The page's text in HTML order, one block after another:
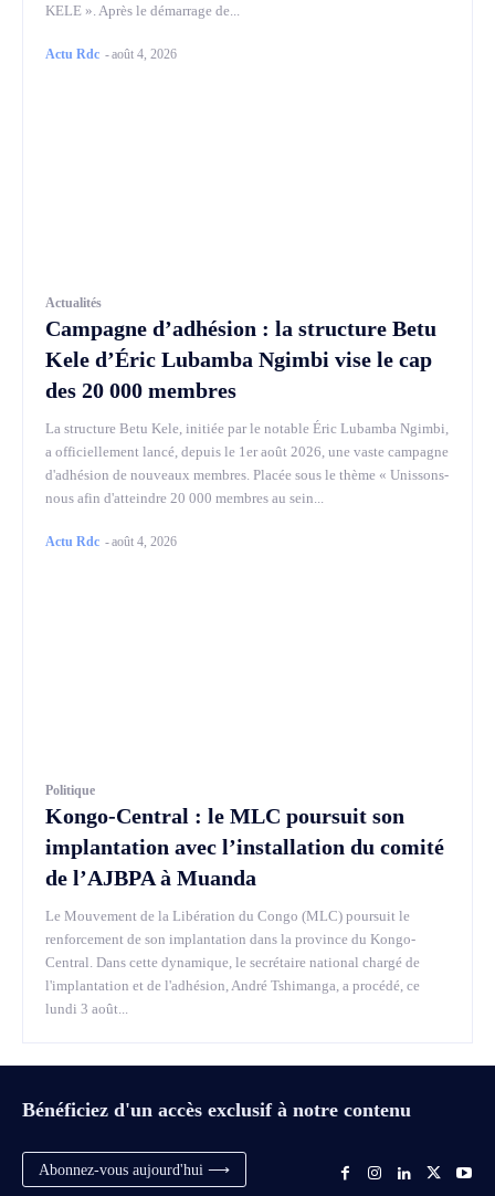
KELE ». Après le démarrage de...
Actu Rdc -août 4, 2026
Actualités
Campagne d’adhésion : la structure Betu
Kele d’Éric Lubamba Ngimbi vise le cap
des 20 000 membres
La structure Betu Kele, initiée par le notable Éric Lubamba Ngimbi,
a officiellement lancé, depuis le 1er août 2026, une vaste campagne
d'adhésion de nouveaux membres. Placée sous le thème « Unissons-
nous afin d'atteindre 20 000 membres au sein...
Actu Rdc -août 4, 2026
Politique
Kongo-Central : le MLC poursuit son
implantation avec l’installation du comité
de l’AJBPA à Muanda
Le Mouvement de la Libération du Congo (MLC) poursuit le
renforcement de son implantation dans la province du Kongo-
Central. Dans cette dynamique, le secrétaire national chargé de
l'implantation et de l'adhésion, André Tshimanga, a procédé, ce
lundi 3 août...
Bénéficiez d'un accès exclusif à notre contenu
Abonnez-vous aujourd'hui ⟶